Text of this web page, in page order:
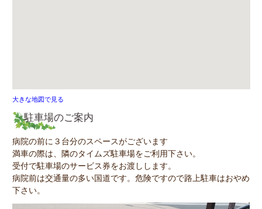
大きな地図で見る
駐車場のご案内
病院の前に３台分のスペースがございます
満車の際は、隣のタイムズ駐車場をご利用下さい。
受付で駐車場のサービス券をお渡しします。
病院前は交通量の多い国道です。危険ですので路上駐車はおやめ
下さい。